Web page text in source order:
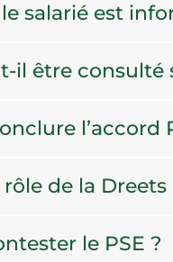
salarié est
il être consulté
l’accord
de la
le PSE ?